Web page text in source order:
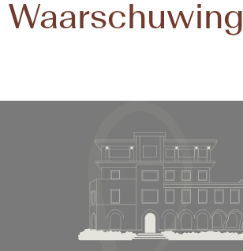
Waarschuwing